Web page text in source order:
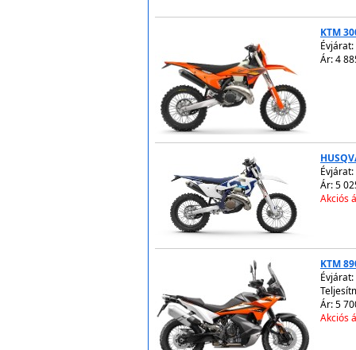
KTM
Évjárat:
Ár: 4
Évjárat:
Ár: 5
Akciós
KTM
Évjárat:
Ár: 5
Akciós